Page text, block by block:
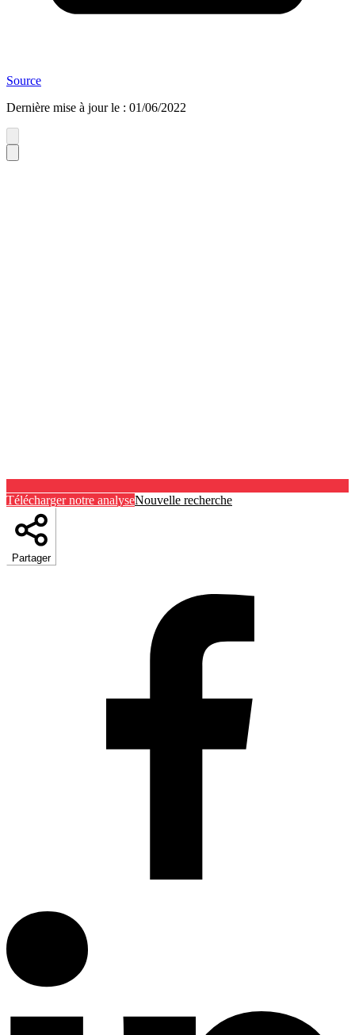
Source
Dernière mise à jour le : 01/06/2022
Télécharger notre analyseNouvelle recherche
Partager